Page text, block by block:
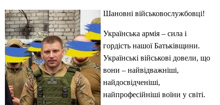
Шановні військовослужбовці!
Українська армія – сила і
гордість нашої Батьківщини.
Українські військові довели, що
вони – найвідважніші,
найдосвідченіші,
найпрофесійніші воїни у світі.